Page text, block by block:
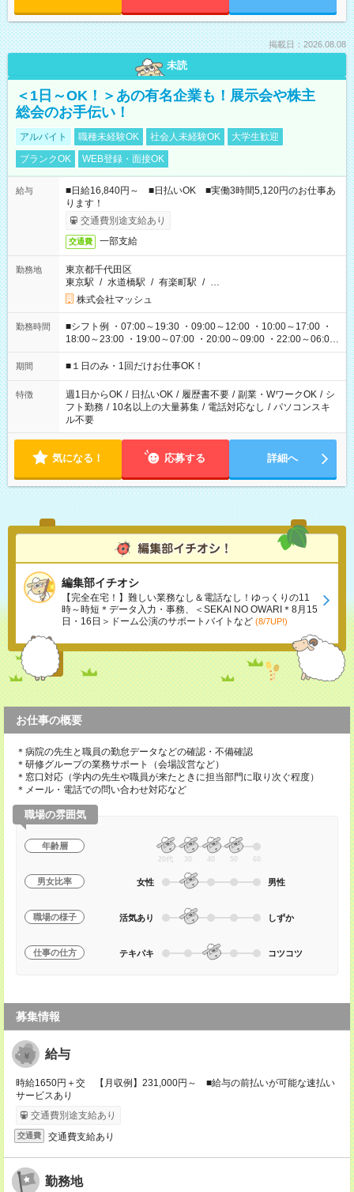
掲載日：2026.08.08
未読
＜1日～OK！＞あの有名企業も！展示会や株主
総会のお手伝い！
アルバイト 職種未経験OK 社会人未経験OK
大学生歓迎
ブランクOK
WEB登録・面接OK
給与
■日給16,840円～ ■日払いOK ■実働3時間5,120円のお仕事あ
ります！
交通費別途支給あり
交通費 一部支給
勤務地
東京都千代田区
東京駅 / 水道橋駅 / 有楽町駅 / …
株式会社マッシュ
勤務時間
■シフト例 ・07:00～19:30 ・09:00～12:00 ・10:00～17:00 ・
18:00～23:00 ・19:00～07:00 ・20:00～09:00 ・22:00～06:00
etc ★最短で3時間で5,120円のお仕事から 15時間で2万円近く稼
げるお仕事も！ ご希望のお時間に合わせてご紹介！ ※シフトは
ください！
期間 ■１日のみ・1回だけお仕事OK！
特徴 週1日からOK / 日払いOK / 履歴書不要 / 副業・WワークOK / シ
フト勤務 / 10名以上の大量募集 / 電話対応なし / パソコンスキ
ル不要
気になる！ 応募する 詳細へ
編集部イチオシ
【完全在宅！】難しい業務なし＆電話なし！ゆっくりの11
時～時短＊データ入力・事務、＜SEKAI NO OWARI＊8月15
日・16日＞ドーム公演のサポートバイトなど (8/7UP!)
お仕事の概要
＊病院の先生と職員の勤怠データなどの確認・不備確認
＊研修グループの業務サポート（会場設営など）
＊窓口対応（学内の先生や職員が来たときに担当部門に取り次ぐ程度）
＊メール・電話での問い合わせ対応など
職場の雰囲気
年齢層
20代 30 40 50 60
男女比率 女性 男性
職場の様子 活気あり しずか
仕事の仕方 テキパキ コツコツ
募集情報
給与
時給1650円＋交 【月収例】231,000円～ ■給与の前払いが可能な速払い
サービスあり
交通費別途支給あり
交通費 交通費支給あり
勤務地